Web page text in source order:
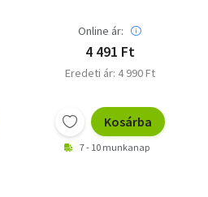
Online ár:
4 491 Ft
Eredeti ár: 4 990 Ft
Kosárba
7 - 10 munkanap